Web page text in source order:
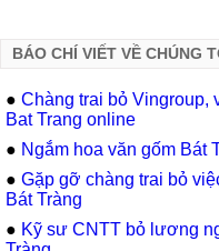
BÁO CHÍ VIẾT VỀ CHÚNG
● Chàng trai bỏ
Bat Trang online
● Ngắm hoa văn gốm Bát
● Gặp gỡ chàng trai bỏ
Bát Tràng
● Kỹ sư CNTT bỏ lương